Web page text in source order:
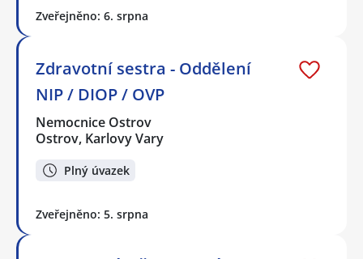
Zveřejněno: 6. srpna
Zdravotní sestra - Oddělení
NIP / DIOP / OVP
Nemocnice Ostrov
Ostrov, Karlovy Vary
Plný úvazek
Zveřejněno: 5. srpna